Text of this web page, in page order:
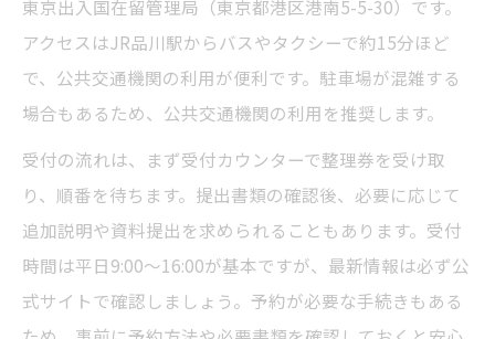
東京出入国在留管理局（東京都港区港南5-5-30）です。
アクセスはJR品川駅からバスやタクシーで約15分ほど
で、公共交通機関の利用が便利です。駐車場が混雑する
場合もあるため、公共交通機関の利用を推奨します。
受付の流れは、まず受付カウンターで整理券を受け取
り、順番を待ちます。提出書類の確認後、必要に応じて
追加説明や資料提出を求められることもあります。受付
時間は平日9:00～16:00が基本ですが、最新情報は必ず公
式サイトで確認しましょう。予約が必要な手続きもある